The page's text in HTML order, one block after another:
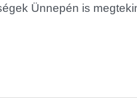
Ünnepén is